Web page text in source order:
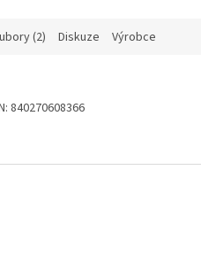
(2) Diskuze Výrobce
840270608366